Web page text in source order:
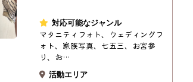
対応可能なジャンル
マタニティフォト、ウェディングフ
ォト、家族写真、七五三、お宮参
り、お…
活動エリア